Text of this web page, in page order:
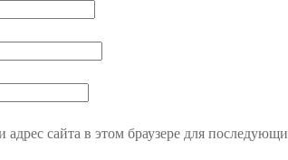
сайта в этом браузере для